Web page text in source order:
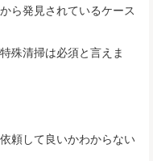
ら発見されているケース
殊清掃は必須と言えま
頼して良いかわからない